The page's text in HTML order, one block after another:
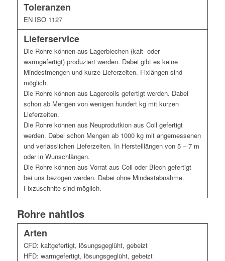
Toleranzen
EN ISO 1127
Lieferservice
Die Rohre können aus Lagerblechen (kalt- oder
warmgefertigt) produziert werden. Dabei gibt es keine
Mindestmengen und kurze Lieferzeiten. Fixlängen sind
möglich.
Die Rohre können aus Lagercoils gefertigt werden. Dabei
schon ab Mengen von wenigen hundert kg mit kurzen
Lieferzeiten.
Die Rohre können aus Neuprodutkion aus Coil gefertigt
werden. Dabei schon Mengen ab 1000 kg mit angemessenen
und verlässlichen Lieferzeiten. In Herstelllängen von 5 – 7 m
oder in Wunschlängen.
Die Rohre können aus Vorrat aus Coil oder Blech gefertigt
bei uns bezogen werden. Dabei ohne Mindestabnahme.
Fixzuschnite sind möglich.
Rohre nahtlos
Arten
CFD: kaltgefertigt, lösungsgeglüht, gebeizt
HFD: warmgefertigt, lösungsgeglüht, gebeizt